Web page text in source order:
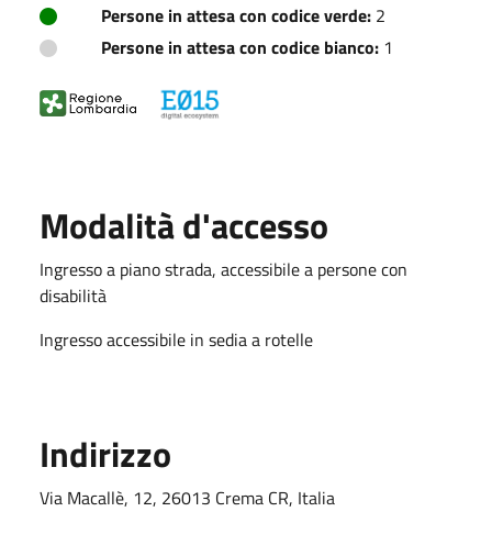
Persone in attesa con codice verde: 2
Persone in attesa con codice bianco: 1
Modalità d'accesso
Ingresso a piano strada, accessibile a persone con
disabilità
Ingresso accessibile in sedia a rotelle
Indirizzo
Via Macallè, 12, 26013 Crema CR, Italia